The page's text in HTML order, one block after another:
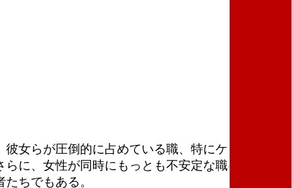
女らが圧倒的に占めている職、特にケア部門
に、女性が同時にもっとも不安定な職にある者
ちでもある。